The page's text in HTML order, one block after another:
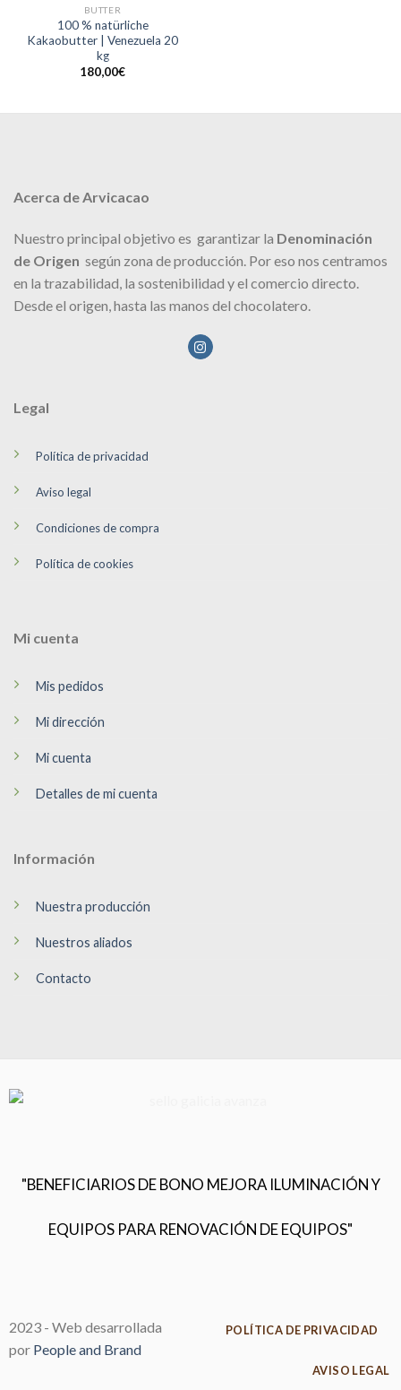
BUTTER
100 % natürliche
Kakaobutter | Venezuela 20
kg
180,00€
Acerca de Arvicacao
Nuestro principal objetivo es garantizar la Denominación
de Origen según zona de producción. Por eso nos centramos
en la trazabilidad, la sostenibilidad y el comercio directo.
Desde el origen, hasta las manos del chocolatero.
Mi cuenta
Mis pedidos
Mi dirección
Mi cuenta
Detalles de mi cuenta
Información
Nuestra producción
Nuestros aliados
Contacto
Legal
Política de privacidad
Aviso legal
Condiciones de compra
Política de cookies
"BENEFICIARIOS DE BONO MEJORA ILUMINACIÓN Y
EQUIPOS PARA RENOVACIÓN DE EQUIPOS"
2023 - Web desarrollada
por People and Brand
POLÍTICA DE PRIVACIDAD
AVISO LEGAL